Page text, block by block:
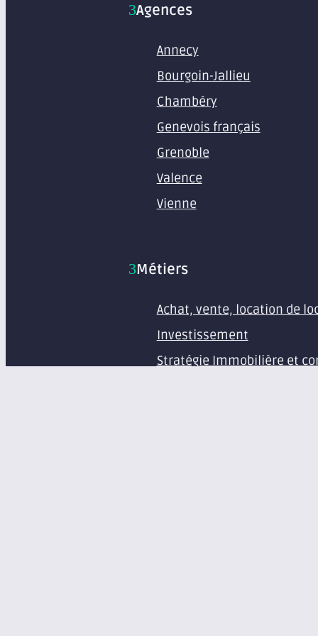
Agences
Annecy
Bourgoin-Jallieu
Chambéry
Genevois français
Grenoble
Valence
Vienne
Métiers
Achat, vente, location de
Investissement
Stratégie Immobilière et